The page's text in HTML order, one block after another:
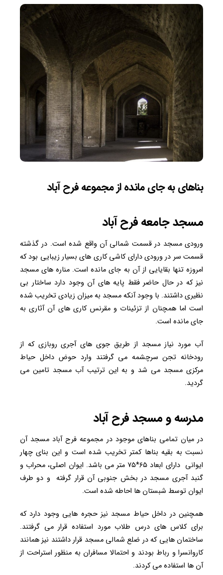
بناهای به جای مانده از مجموعه فرح آباد
مسجد جامعه فرح آباد
ورودی مسجد در قسمت شمالی آن واقع شده است. در گذشته
قسمت سر در ورودی دارای کاشی کاری های بسیار زیبایی بود که
امروزه تنها بقایایی از آن به جای مانده است. مناره های مسجد
نیز که در حال حاضر فقط پایه های آن وجود دارد ساختار بی
نظیری داشتند. با وجود آنکه مسجد به میزان زیادی تخریب شده
است اما همچنان از تزئینات و مقرنس کاری های آن آثاری به
جای مانده است.
آب مورد نیاز مسجد از طریق جوی های آجری روبازی که از
رودخانه تجن سرچشمه می گرفتند وارد حوض داخل حیاط
مرکزی مسجد می شد و به این ترتیب آب مسجد تامین می
گردید.
مدرسه و مسجد فرح آباد
در میان تمامی بناهای موجود در مجموعه فرح آباد مسجد آن
نسبت به بقیه بناها کمتر تخریب شده است و این بنای چهار
ایوانی دارای ابعاد ۶۵*۷۵ متر می باشد. ایوان اصلی، محراب و
گنبد آجری مسجد در بخش جنوبی آن قرار گرفته و دو طرف
ایوان توسط شبستان ها احاطه شده است.
همچنین در داخل حیاط مسجد نیز حجره هایی وجود دارد که
برای کلاس های درس طلاب مورد استفاده قرار می گرفتند.
ساختمان هایی که در ضلع شمالی مسجد قرار داشتند نیز همانند
کاروانسرا و رباط بودند و احتمالا مسافران به منظور استراحت از
آن ها استفاده می کردند.